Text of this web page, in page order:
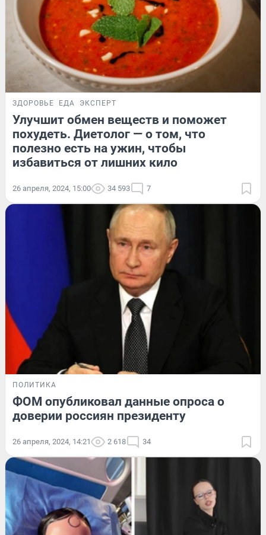
ЗДОРОВЬЕ ЕДА ЭКСПЕРТ
Улучшит обмен веществ и поможет
похудеть. Диетолог — о том, что
полезно есть на ужин, чтобы
избавиться от лишних кило
26 апреля, 2024, 15:00 34 593 7
ПОЛИТИКА
ФОМ опубликовал данные опроса о
доверии россиян президенту
26 апреля, 2024, 14:21 2 618 34